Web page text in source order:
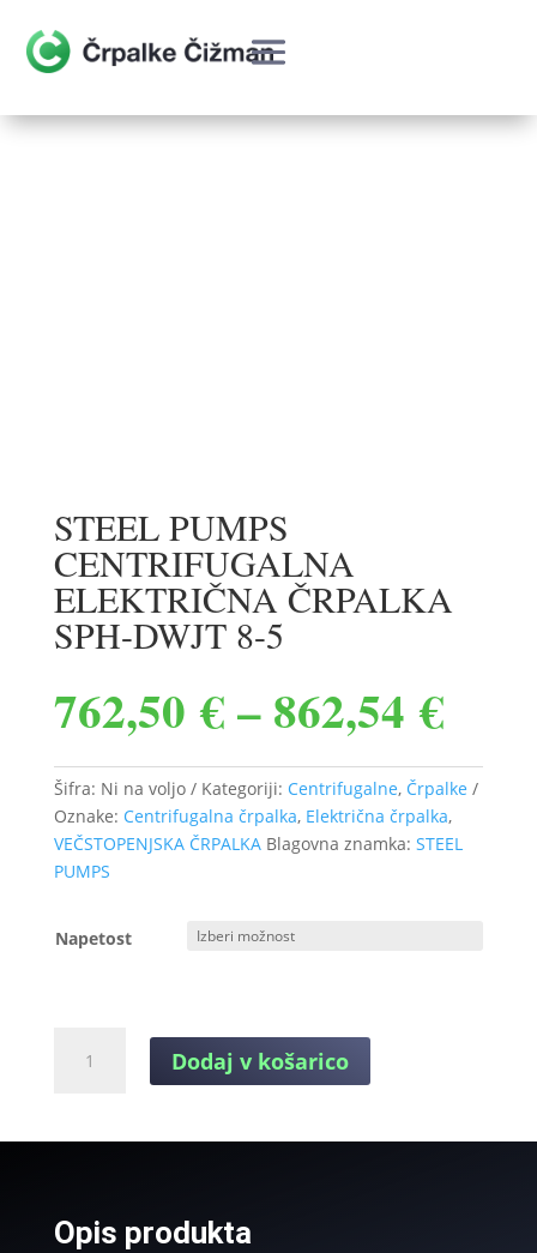
STEEL PUMPS
CENTRIFUGALNA
ELEKTRIČNA ČRPALKA
SPH-DWJT 8-5
762,50€–862,54€
od
Šifra: Ni na voljo Kategoriji: Centrifugalne, Črpalke
Oznake: Centrifugalna črpalka, Električna črpalka,
VEČSTOPENJSKA ČRPALKA Blagovna znamka: STEEL
PUMPS
Napetost
PUMPS
8-
Dodaj v košarico
Opis produkta